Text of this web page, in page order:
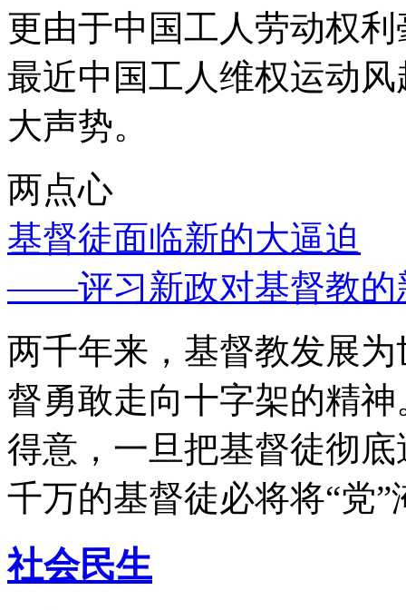
更由于中国工人劳动权
最近中国工人维权运动
大声势。
两点心
基督徒面临新的大逼迫
——评习新政对基督教的
两千年来，基督教发展
督勇敢走向十字架的精
得意，一旦把基督徒彻
千万的基督徒必将将“党”
社会民生